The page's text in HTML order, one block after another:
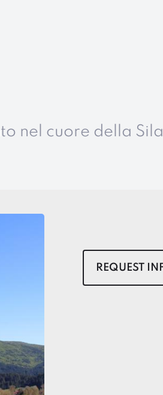
nel cuore della Sila
REQUEST